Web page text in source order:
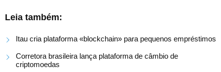
Leia também:
Itau cria plataforma «blockchain» para pequenos empréstimos
Corretora brasileira lança plataforma de câmbio de
criptomoedas